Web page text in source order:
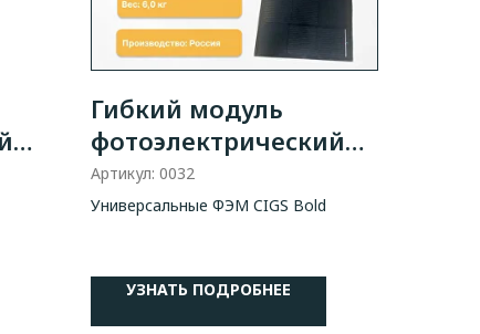
Гибкий модуль
фотоэлектрический
SteelSun CIGS Bold+
240 Вт
Артикул: 0032
Универсальные ФЭМ CIGS Bold
УЗНАТЬ ПОДРОБНЕЕ